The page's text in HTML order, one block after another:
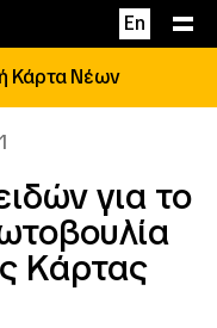
En
Κάρτα Νέων
για το
Κάρτας